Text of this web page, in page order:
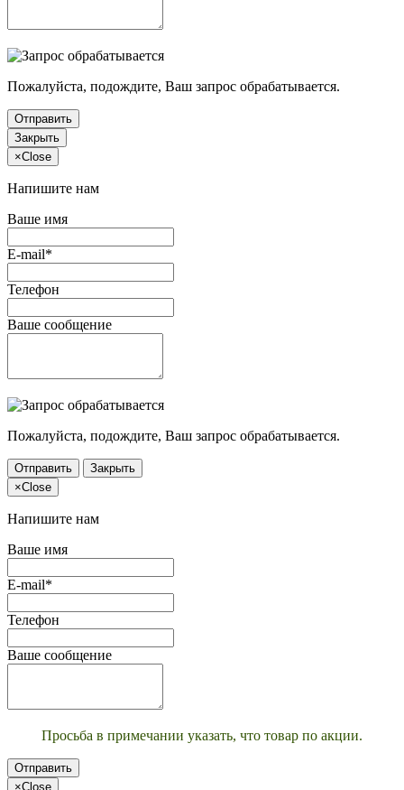
Пожалуйста, подождите, Ваш запрос обрабатывается.
Отправить
Закрыть
×Close
Напишите нам
Ваше имя
E-mail*
Телефон
Ваше сообщение
Пожалуйста, подождите, Ваш запрос обрабатывается.
Отправить
Закрыть
×Close
Напишите нам
Ваше имя
E-mail*
Телефон
Ваше сообщение
Просьба в примечании указать, что товар по акции.
Отправить
×Close